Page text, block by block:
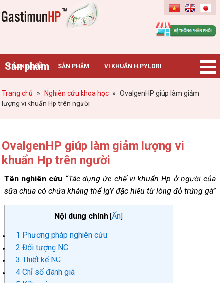
Gastimunhp
Sản phẩm
TRANG CHỦ SẢN PHẨM VI KHUẨN H.PYLORI
BỆNH DẠ DÀY TIN TỨC – SỰ KIỆN HƯỚNG DẪN MUA HÀNG
Trang chủ » Nghiên cứu khoa học » OvalgenHP giúp làm giảm
lượng vi khuẩn Hp trên người
OvalgenHP giúp làm giảm lượng vi
khuẩn Hp trên người
Tên nghiên cứu “Tác dụng ức chế vi khuẩn Hp ở người của
sữa chua có chứa kháng thể IgY đặc hiệu từ lòng đỏ trứng gà”
Nội dung chính [Ẩn]
1 Phương pháp nghiên cứu
2 Đối tượng NC
3 Thiết kế NC
4Chỉ số đánh giá